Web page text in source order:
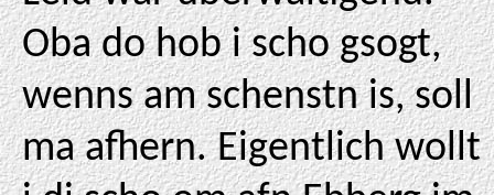
Oba do hob i scho gsogt,
wenns am schenstn is, soll
ma afhern. Eigentlich wollt